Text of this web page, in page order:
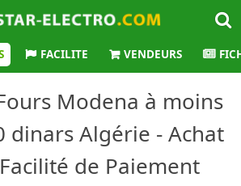
FACILITE VENDEURS
Modena à moins
dinars Algérie - Achat
de Paiement